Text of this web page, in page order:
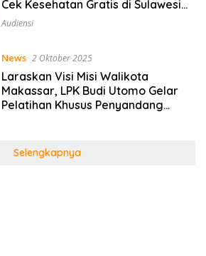
Cek Kesehatan Gratis di Sulawesi
Selatan
Audiensi
News 2 Oktober 2025
Laraskan Visi Misi Walikota
Makassar, LPK Budi Utomo Gelar
Pelatihan Khusus Penyandang
Selengkapnya